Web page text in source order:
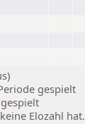
gespielt
Elozahl hat.